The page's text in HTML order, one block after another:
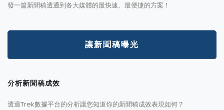
發一篇新聞稿透通到各大媒體的最快速、最便捷的方案！
讓新聞稿曝光
分析新聞稿成效
透過Trek數據平台的分析讓您知道你的新聞稿成效表現如何？